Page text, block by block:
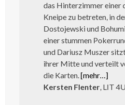
das Hinterzimmer einer
Kneipe zu betreten, in
Dostojewski und
einer stummen
und Dariusz Muszer
ihrer Mitte und verteilt
die Karten.[mehr…]
Kersten Flenter, LIT